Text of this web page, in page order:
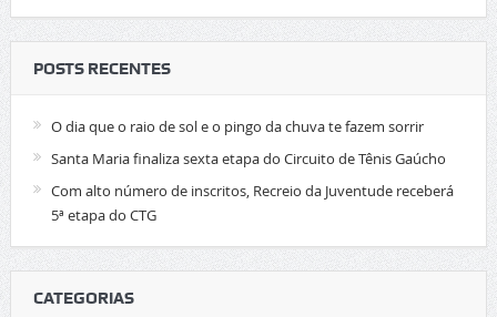
POSTS RECENTES
O dia que o raio de sol e o pingo da chuva te fazem sorrir
Santa Maria finaliza sexta etapa do Circuito de Tênis Gaúcho
Com alto número de inscritos, Recreio da Juventude receberá
5ª etapa do CTG
CATEGORIAS